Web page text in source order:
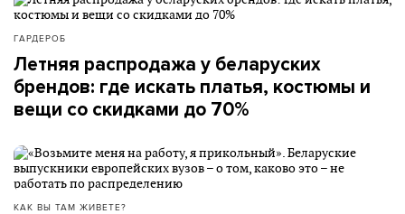
ГАРДЕРОБ
Летняя распродажа у беларуских
брендов: где искать платья, костюмы и
вещи со скидками до 70%
КАК ВЫ ТАМ ЖИВЕТЕ?